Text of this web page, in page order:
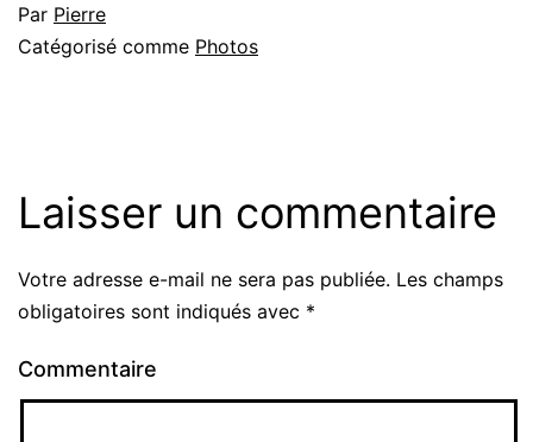
Par Pierre
Catégorisé comme Photos
Laisser un commentaire
Votre adresse e-mail ne sera pas publiée. Les champs
obligatoires sont indiqués avec *
Commentaire